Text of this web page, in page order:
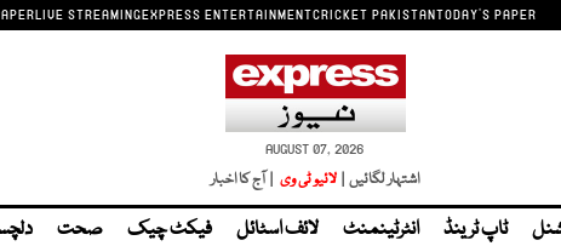
LIVE STREAMINGEXPRESS ENTERTAINMENTCRICKET PAKISTANTODAY'S PAPER
AUGUST 07, 2026
اشتہار لگائیں | لائیو ٹی وی | آج کا اخبار
ٹاپ ٹرینڈ انٹرٹینمنٹ لائف اسٹائل فیکٹ چیک صحت